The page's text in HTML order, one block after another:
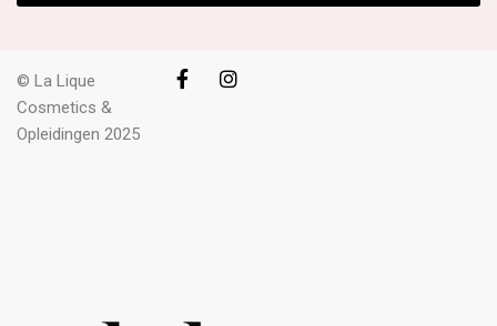
© La Lique
Cosmetics &
Opleidingen 2025